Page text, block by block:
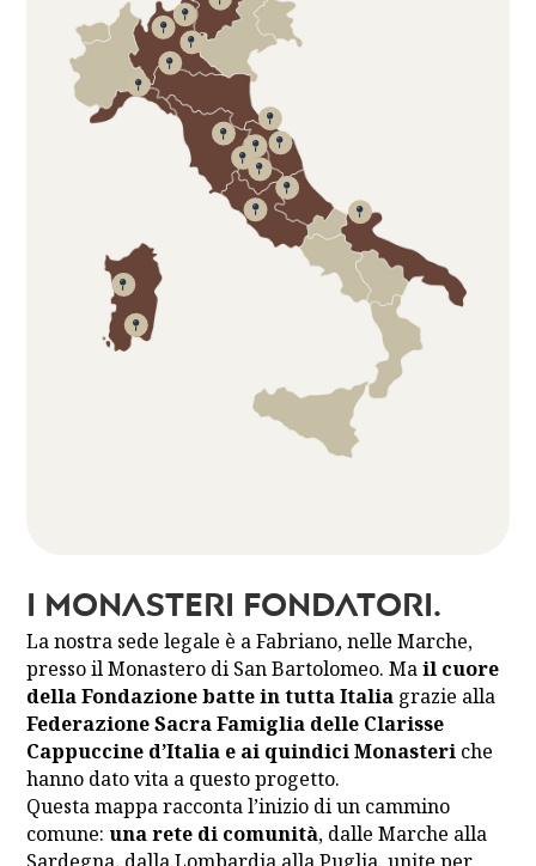
















I Monasteri Fondatori.
La nostra sede legale è a Fabriano, nelle Marche,
presso il Monastero di San Bartolomeo. Mail cuore
della Fondazione batte in tutta Italia grazie alla
Federazione Sacra Famiglia delle Clarisse
Cappuccine d’Italia e ai quindici Monasteri che
hanno dato vita a questo progetto.
Questa mappa racconta l’inizio di un cammino
comune:una rete di comunità, dalle Marche alla